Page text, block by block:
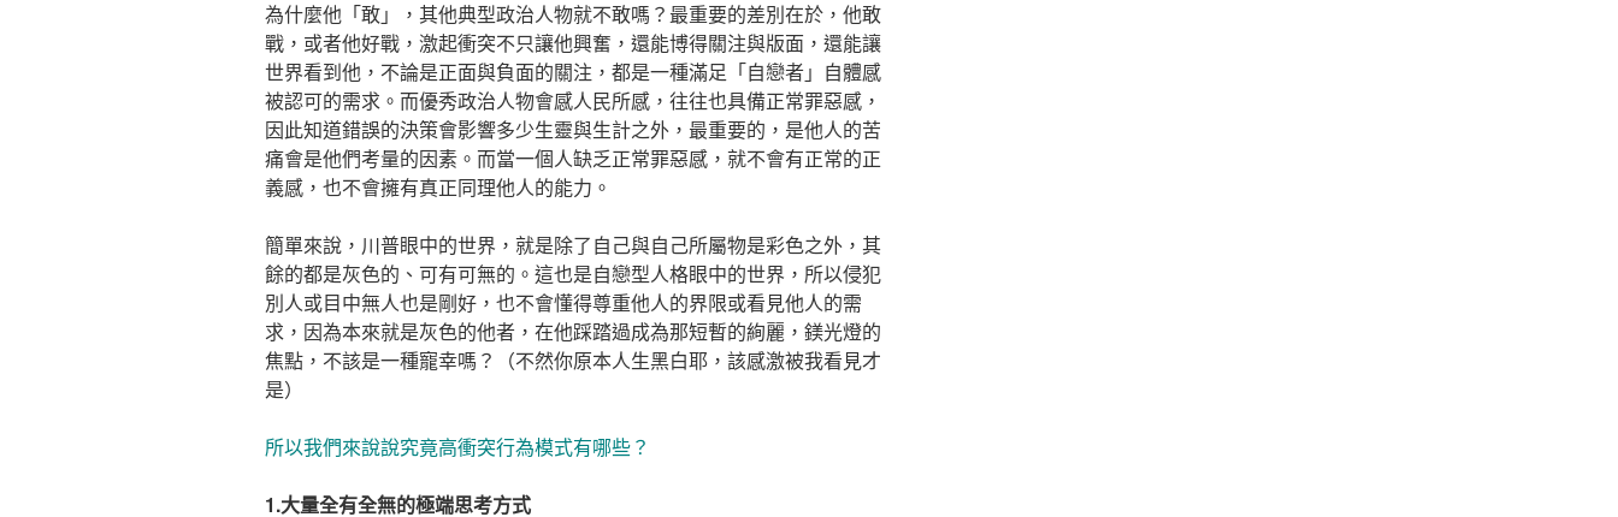
為什麼他「敢」，其他典型政治人物就不敢嗎？最重要的差別在於，他敢
戰，或者他好戰，激起衝突不只讓他興奮，還能博得關注與版面，還能讓
世界看到他，不論是正面與負面的關注，都是一種滿足「自戀者」自體感
被認可的需求。而優秀政治人物會感人民所感，往往也具備正常罪惡感，
因此知道錯誤的決策會影響多少生靈與生計之外，最重要的，是他人的苦
痛會是他們考量的因素。而當一個人缺乏正常罪惡感，就不會有正常的正
義感，也不會擁有真正同理他人的能力。
簡單來說，川普眼中的世界，就是除了自己與自己所屬物是彩色之外，其
餘的都是灰色的、可有可無的。這也是自戀型人格眼中的世界，所以侵犯
別人或目中無人也是剛好，也不會懂得尊重他人的界限或看見他人的需
求，因為本來就是灰色的他者，在他踩踏過成為那短暫的絢麗，鎂光燈的
焦點，不該是一種寵幸嗎？（不然你原本人生黑白耶，該感激被我看見才
是）
所以我們來說說究竟高衝突行為模式有哪些？
1.大量全有全無的極端思考方式